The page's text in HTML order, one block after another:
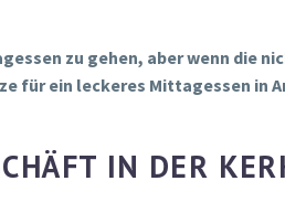
zu gehen, aber wenn die
für ein leckeres Mittagessen in
IN DER